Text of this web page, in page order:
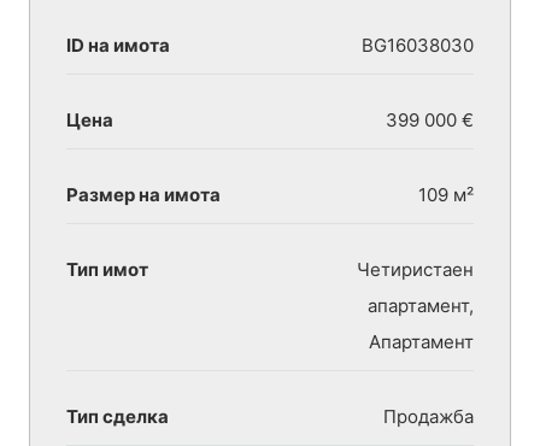
ID на имота BG16038030
Цена 399 000 €
Размер на имота 109 м²
Тип имот
Четиристаен
апартамент,
Апартамент
Тип сделка Продажба